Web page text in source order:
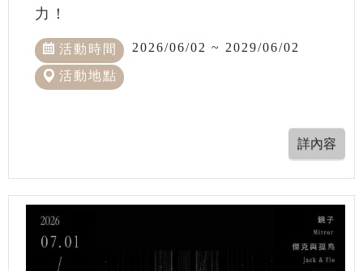
力！
活動時間 2026/06/02 ~ 2029/06/02
活動地點